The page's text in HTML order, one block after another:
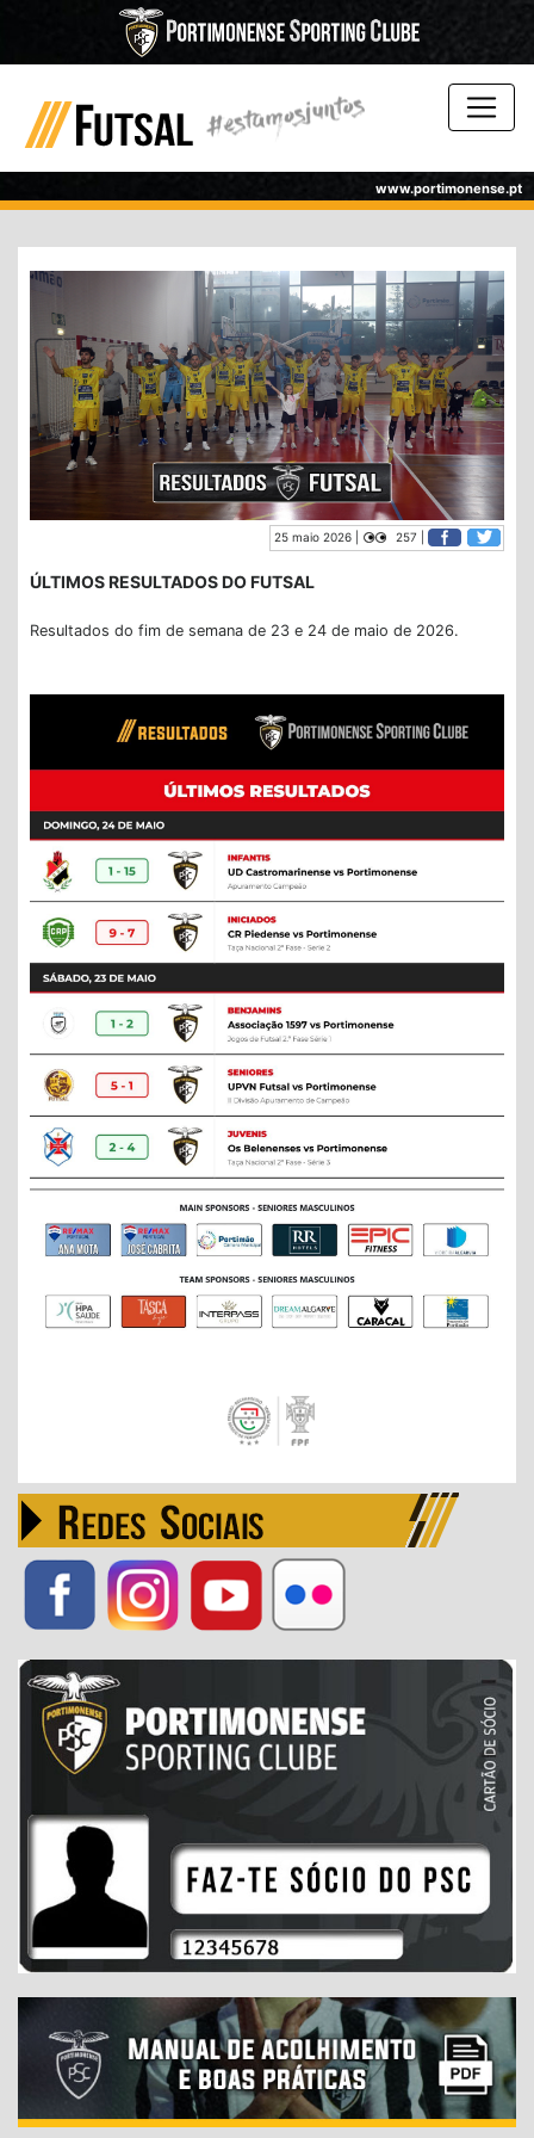
www.portimonense.pt
25 maio 2026 | 257 |
ÚLTIMOS RESULTADOS DO FUTSAL
Resultados do fim de semana de 23 e 24 de maio de 2026.